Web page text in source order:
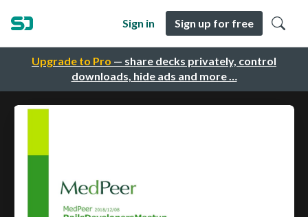
Upgrade to Pro — share decks privately, control
downloads, hide ads and more …
Sign in Sign up for free